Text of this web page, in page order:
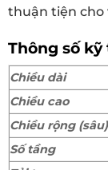
thuận tiện cho
Thông số
Chiều dài
Chiều cao
Chiều rộng (sâu)
Số tầng